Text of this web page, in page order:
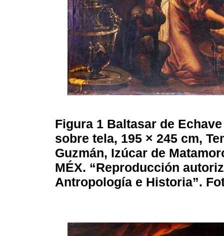
Figura 1 Baltasar de
sobre tela, 195 × 245 cm,
Guzmán, Izúcar de
MÉX. “Reproducción
Antropología e Historia”.